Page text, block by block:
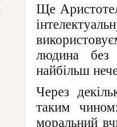
Ще
людина без
найбільш
Через
таким
моральний